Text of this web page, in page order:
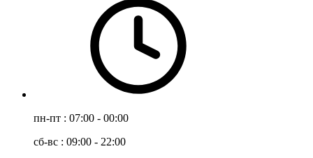
пн-пт : 07:00 - 00:00
сб-вс : 09:00 - 22:00